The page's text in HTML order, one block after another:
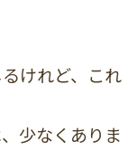
けれど、これ
少なくありま